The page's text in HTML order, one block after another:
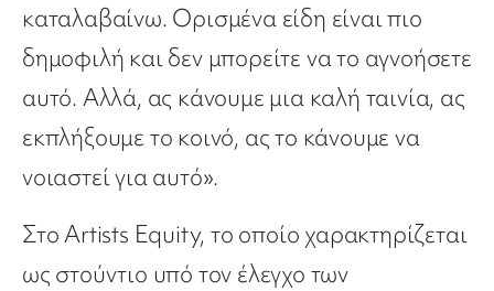
καταλαβαίνω. Ορισμένα είδη είναι πιο
δημοφιλή και δεν μπορείτε να το αγνοήσετε
αυτό. Αλλά, ας κάνουμε μια καλή ταινία, ας
εκπλήξουμε το κοινό, ας το κάνουμε να
νοιαστεί για αυτό».
Στο Artists Equity, το οποίο χαρακτηρίζεται
ως στούντιο υπό τον έλεγχο των